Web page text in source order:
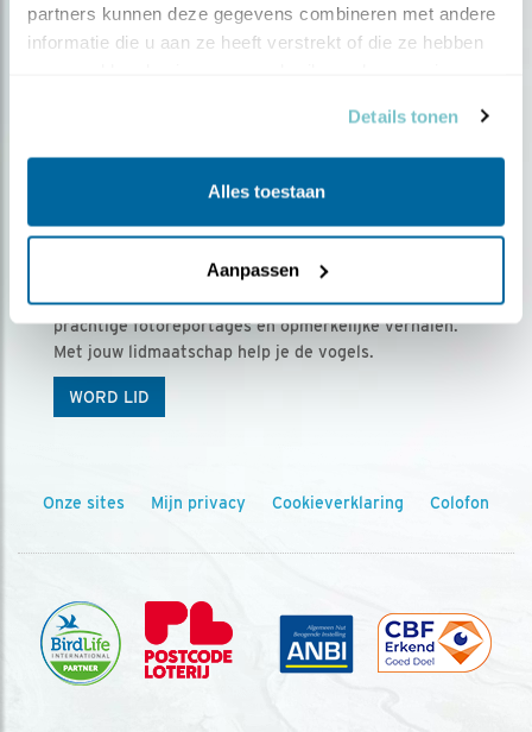
partners kunnen deze gegevens combineren met andere
informatie die u aan ze heeft verstrekt of die ze hebben
Details tonen
Alles toestaan
Aanpassen
Ontvang 5 x Vogels voor € 36,00 per jaar
Vogels is het tijdschrift voor onze leden, met
prachtige fotoreportages en opmerkelijke verhalen.
Met jouw lidmaatschap help je de vogels.
WORD LID
Onze sites Mijn privacy Cookieverklaring Colofon